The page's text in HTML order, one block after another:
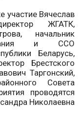
участие Вячеслав
ЖГАТК,
начальник
и ССО
Беларусь,
Брестского
Таргонский,
Совета
проводятся
Николаевна